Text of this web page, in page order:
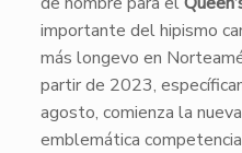
importante del hipismo
más longevo en
partir de 2023,
agosto, comienza la
emblemática